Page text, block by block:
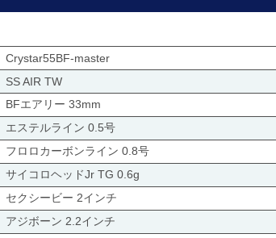
Crystar55BF-master
SS AIR TW
BFエアリー 33mm
エステルライン 0.5号
フロロカーボンライン 0.8号
サイコロヘッドJr TG 0.6g
セクシービー 2インチ
アジボーン 2.2インチ